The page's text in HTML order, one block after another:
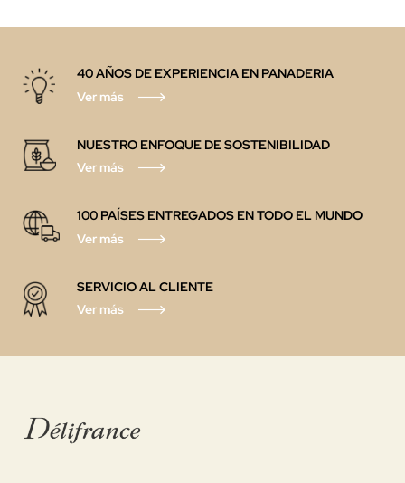
40 AÑOS DE EXPERIENCIA EN PANADERIA
Ver más
NUESTRO ENFOQUE DE SOSTENIBILIDAD
Ver más
100 PAÍSES ENTREGADOS EN TODO EL MUNDO
Ver más
SERVICIO AL CLIENTE
Ver más